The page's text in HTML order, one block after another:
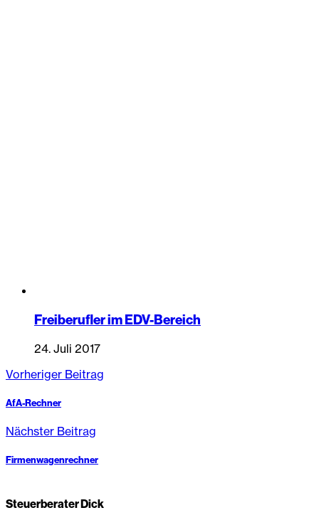
Freiberufler im EDV-Bereich
24. Juli 2017
Vorheriger Beitrag
AfA-Rechner
Nächster Beitrag
Firmenwagenrechner
Steuerberater Dick